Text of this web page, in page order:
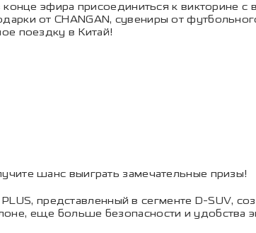
конце эфира присоединиться к викторине
от CHANGAN, сувениры от
поездку в Китай!
шанс выиграть замечательные призы!
представленный в сегменте D-SUV,
еще больше безопасности и удобства